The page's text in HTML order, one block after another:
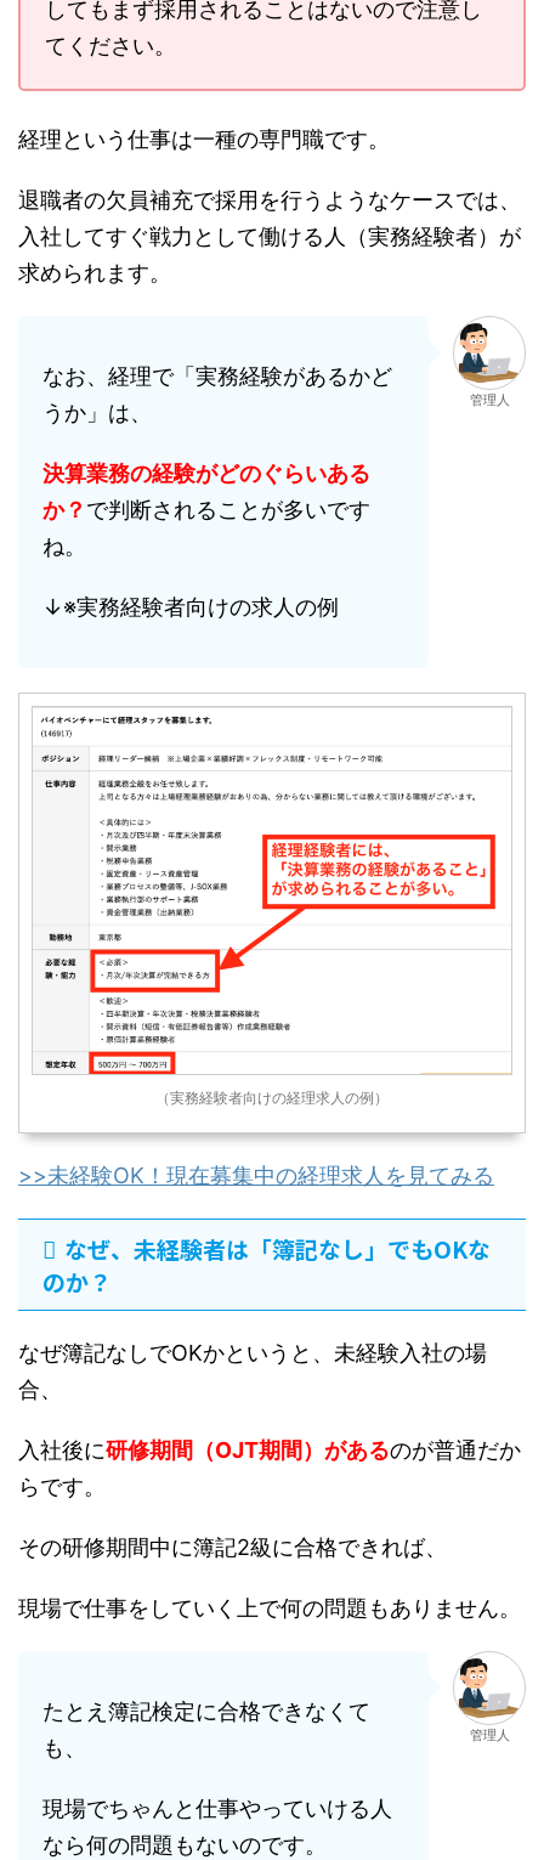
してもまず採用されることはないので注意し
てください。
経理という仕事は一種の専門職です。
退職者の欠員補充で採用を行うようなケースでは、
入社してすぐ戦力として働ける人（実務経験者）が
求められます。
なお、経理で「実務経験があるかど
うか」は、
決算業務の経験がどのぐらいある
か？ で判断されることが多いです
ね。
↓※実務経験者向けの求人の例
管理人
（実務経験者向けの経理求人の例）
>>未経験OK！現在募集中の経理求人を見てみる
なぜ、未経験者は「簿記なし」でもOKな
のか？
なぜ簿記なしでOKかというと、未経験入社の場
合、
入社後に研修期間（OJT期間）があるのが普通だか
らです。
その研修期間中に簿記2級に合格できれば、
現場で仕事をしていく上で何の問題もありません。
たとえ簿記検定に合格できなくて
も、
現場でちゃんと仕事やっていける人
なら何の問題もないのです。
管理人